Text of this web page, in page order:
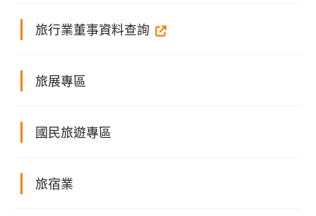
旅行業董事資料查詢
旅展專區
國民旅遊專區
旅宿業